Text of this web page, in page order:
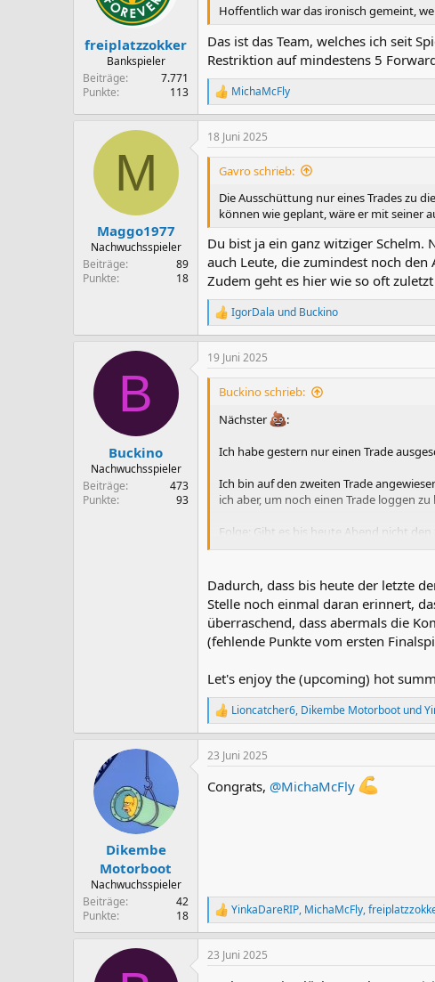
e
n
:
freiplatzzokker
Bankspieler
Beiträge
7.771
Punkte
113
Hoffentlich war das ironisch gemeint,
Das ist das Team, welches ich seit
Restriktion auf mindestens 5
R
e
a
k
t
n
:
MichaMcFly
M
Maggo1977
Nachwuchsspieler
Beiträge
89
Punkte
18
18 Juni 2025
Gavro schrieb:
Die Ausschüttung nur eines Trades zu
können wie geplant, wäre er mit seiner
Du bist ja ein ganz witziger Schelm.
auch Leute, die zumindest noch
Zudem geht es hier wie so oft
R
e
a
k
t
n
IgorDala und Buckino
B
Buckino
Nachwuchsspieler
Beiträge
473
Punkte
93
19 Juni 2025
Buckino schrieb:
Nächster
:
Ich habe gestern nur einen Trade
Ich bin auf den zweiten Trade
ich aber, um noch einen Trade loggen
Folge: Gibt es bis heute Abend nicht
umplanen).
Dadurch, dass bis heute der letzte
Stelle noch einmal daran erinnert,
überraschend, dass abermals die
(fehlende Punkte vom ersten
Let's enjoy the (upcoming) hot
R
e
a
k
i
Lioncatcher6, Dikembe Motorboot und
Dikembe
Motorboot
Nachwuchsspieler
Beiträge
42
Punkte
18
23 Juni 2025
Congrats, @MichaMcFly
R
e
a
k
YinkaDareRIP, MichaMcFly,
23 Juni 2025